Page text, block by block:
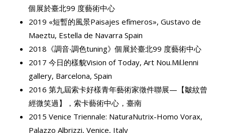
個展於臺北99 度藝術中心
2019 «短暫的風景Paisajes efímeros», Gustavo de
Maeztu, Estella de Navarra Spain
2018《調音‧調色tuning》個展於臺北99 度藝術中心
2017 今日的樣貌Vision of Today, Art Nou.Mil.lenni
gallery, Barcelona, Spain
2016 第九屆索卡好樣青年藝術家徵件聯展—【皺紋曾
經微笑過】，索卡藝術中心，臺南
2015 Venice Triennale: NaturaNutrix-Homo Vorax,
Palazzo Albrizzi, Venice, Italy